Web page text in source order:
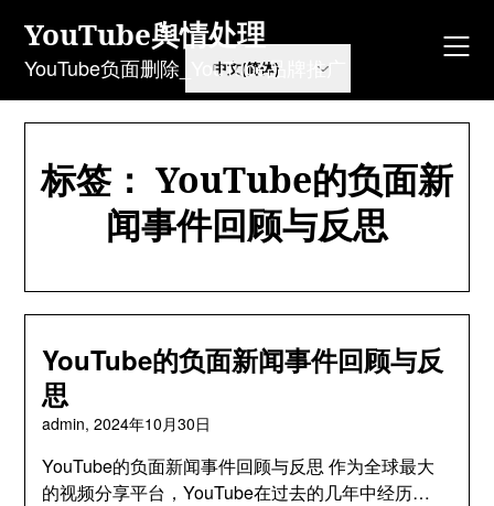
content
YouTube舆情处理
YouTube负面删除_YouTube品牌推广
标签： YouTube的负面新
闻事件回顾与反思
YouTube的负面新闻事件回顾与反
思
admin,2024年10月30日
YouTube的负面新闻事件回顾与反思 作为全球最大
的视频分享平台，YouTube在过去的几年中经历…